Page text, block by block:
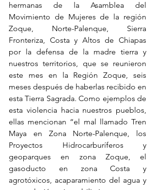
hermanas de la Asamblea del
Movimiento de Mujeres de la región
Zoque, Norte-Palenque, Sierra
Fronteriza, Costa y Altos de Chiapas
por la defensa de la madre tierra y
nuestros territorios, que se reunieron
este mes en la Región Zoque, seis
meses después de haberlas recibido en
esta Tierra Sagrada. Como ejemplos de
esta violencia hacia nuestros pueblos,
ellas mencionan “el mal llamado Tren
Maya en Zona Norte-Palenque, los
Proyectos Hidrocarburíferos y
geoparques en zona Zoque, el
gasoducto en zona Costa y
agrotóxicos, acaparamiento del agua y